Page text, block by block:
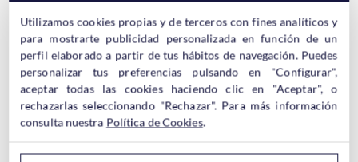
Puedes ir a los ajustes (Patreon Settings) y marcar lo que
necesites, pero antes de ello tienes quereconectar tu sitio con
Patreoncon el botón que hay para ello en la parte superior
(Reconnect site) , confirmar la reconexión (Confirm
reconnection), y darle a Let’s Start para que se conecte
WordPress con Patrion. Por lo que es muy importante que
tengas la sesión iniciada en Patrion como hemos comentado
antes para que el plugin pueda hacer la conexión
correctamente.
Utilizamos cookies propias y de terceros con fines analíticos y
para mostrarte publicidad personalizada en función de un
perfil elaborado a partir de tus hábitos de navegación. Puedes
personalizar tus preferencias pulsando en "Configurar",
aceptar todas las cookies haciendo clic en "Aceptar", o
rechazarlas seleccionando "Rechazar". Para más información
consulta nuestra Política de Cookies.